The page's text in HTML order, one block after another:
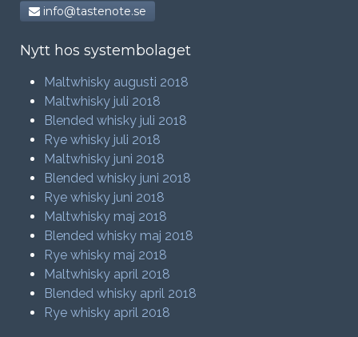
info@tastenote.se
Nytt hos systembolaget
Maltwhisky augusti 2018
Maltwhisky juli 2018
Blended whisky juli 2018
Rye whisky juli 2018
Maltwhisky juni 2018
Blended whisky juni 2018
Rye whisky juni 2018
Maltwhisky maj 2018
Blended whisky maj 2018
Rye whisky maj 2018
Maltwhisky april 2018
Blended whisky april 2018
Rye whisky april 2018